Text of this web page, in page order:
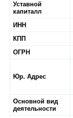
Уставной
капиталл
ИНН
КПП
ОГРН
Юр. Адрес
Основной вид
деятельности